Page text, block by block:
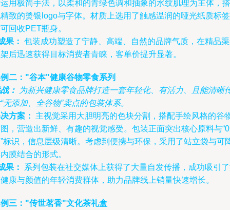
用极简手法，以柔和的青绿色调和抽象的水纹肌理为主体，搭
致的烫银logo与字体。材质上选用了触感温润的哑光纸质标签
回收PET瓶身。
果： 包装成功塑造了宁静、高端、自然的品牌气质，在精品
后迅速获得目标消费者青睐，客单价提升显著。
二："谷本"健康谷物零食系列
：
为新兴健康零食品牌打造一套年轻化、有活力、且能清晰
无添加、全谷物”卖点的包装体系。
方案：
主视觉采用大胆明亮的色块分割，搭配手绘风格的谷
，营造出新鲜、有趣的视觉感受。包装正面突出核心原料与
标识，信息层级清晰。考虑到便携与环保，采用了站立袋与可
膜结合的形式。
果：
系列包装在社交媒体上获得了大量自发传播，成功吸引
康与颜值的年轻消费群体，助力品牌线上销量快速增长。
三："传世茗香"文化茶礼盒